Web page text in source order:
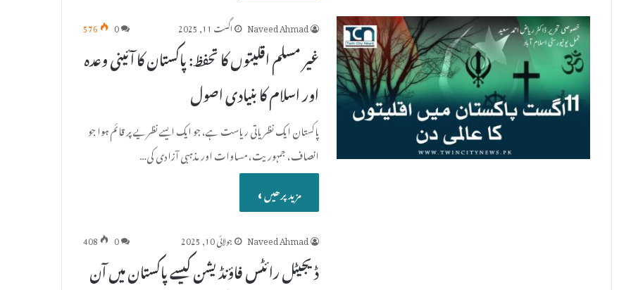
Naveed Ahmad اگست 11, 2025 0
576
غیر مسلم اقلیتوں کا تحفظ: پاکستان کا آئینی وعدہ
اور اسلام کا بنیادی اصول
پاکستان ایک نظریاتی ریاست ہے، جو ایک ایسے نظریے پر قائم ہوا جو
انصاف، جمہوریت، مساوات اور مذہبی آزادی کی…
مزید پرھیں »
Naveed Ahmad جولائی 10, 2025 0
408
ڈیجیٹل رائٹس فاؤنڈیشن کیسے پاکستان میں آن